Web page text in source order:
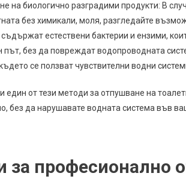
на биологично разградими продукти: В
без химикали, моля, разгледайте
естествени бактерии и ензими,
път, без да повреждат водопроводната
се ползват чувствителни водни
един от тези методи за отпушване на
без да нарушавате водната система във
за професионално